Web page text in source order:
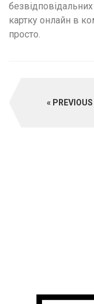
картку онлайн в
просто.
PREVIOUS